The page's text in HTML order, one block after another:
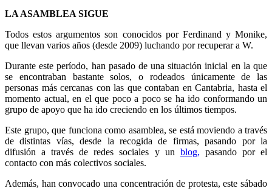
LA ASAMBLEA SIGUE
Todos estos argumentos son conocidos por Ferdinand y Monike,
que llevan varios años (desde 2009) luchando por recuperar a W.
Durante este período, han pasado de una situación inicial en la que
se encontraban bastante solos, o rodeados únicamente de las
personas más cercanas con las que contaban en Cantabria, hasta el
momento actual, en el que poco a poco se ha ido conformando un
grupo de apoyo que ha ido creciendo en los últimos tiempos.
Este grupo, que funciona como asamblea, se está moviendo a través
de distintas vías, desde la recogida de firmas, pasando por la
difusión a través de redes sociales y un blog, pasando por el
contacto con más colectivos sociales.
Además, han convocado una concentración de protesta, este sábado